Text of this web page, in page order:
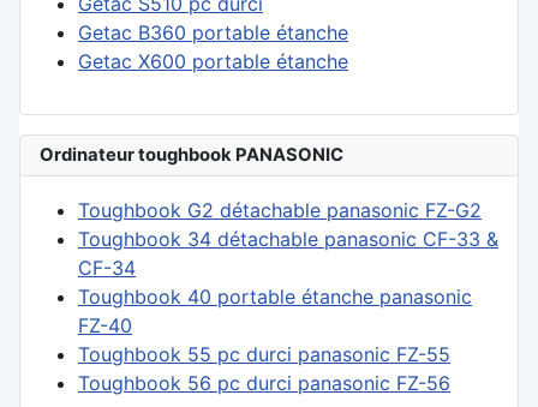
Getac B360 portable étanche
Getac X600 portable étanche
Ordinateur toughbook PANASONIC
Toughbook G2 détachable panasonic FZ-G2
Toughbook 34 détachable panasonic CF-33 &
CF-34
Toughbook 40 portable étanche panasonic
FZ-40
Toughbook 55 pc durci panasonic FZ-55
Toughbook 56 pc durci panasonic FZ-56